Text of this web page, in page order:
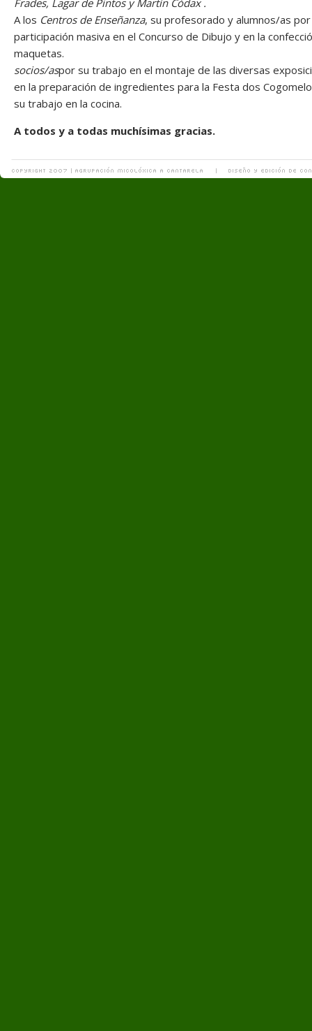
A los Centros de Enseñanza, su profesorado y alumnos/as
participación masiva en el Concurso de Dibujo y en la
maquetas.
socios/aspor su trabajo en el montaje de las diversas
en la preparación de ingredientes para la Festa dos
su trabajo en la cocina.
A todos y a todas muchísimas gracias.